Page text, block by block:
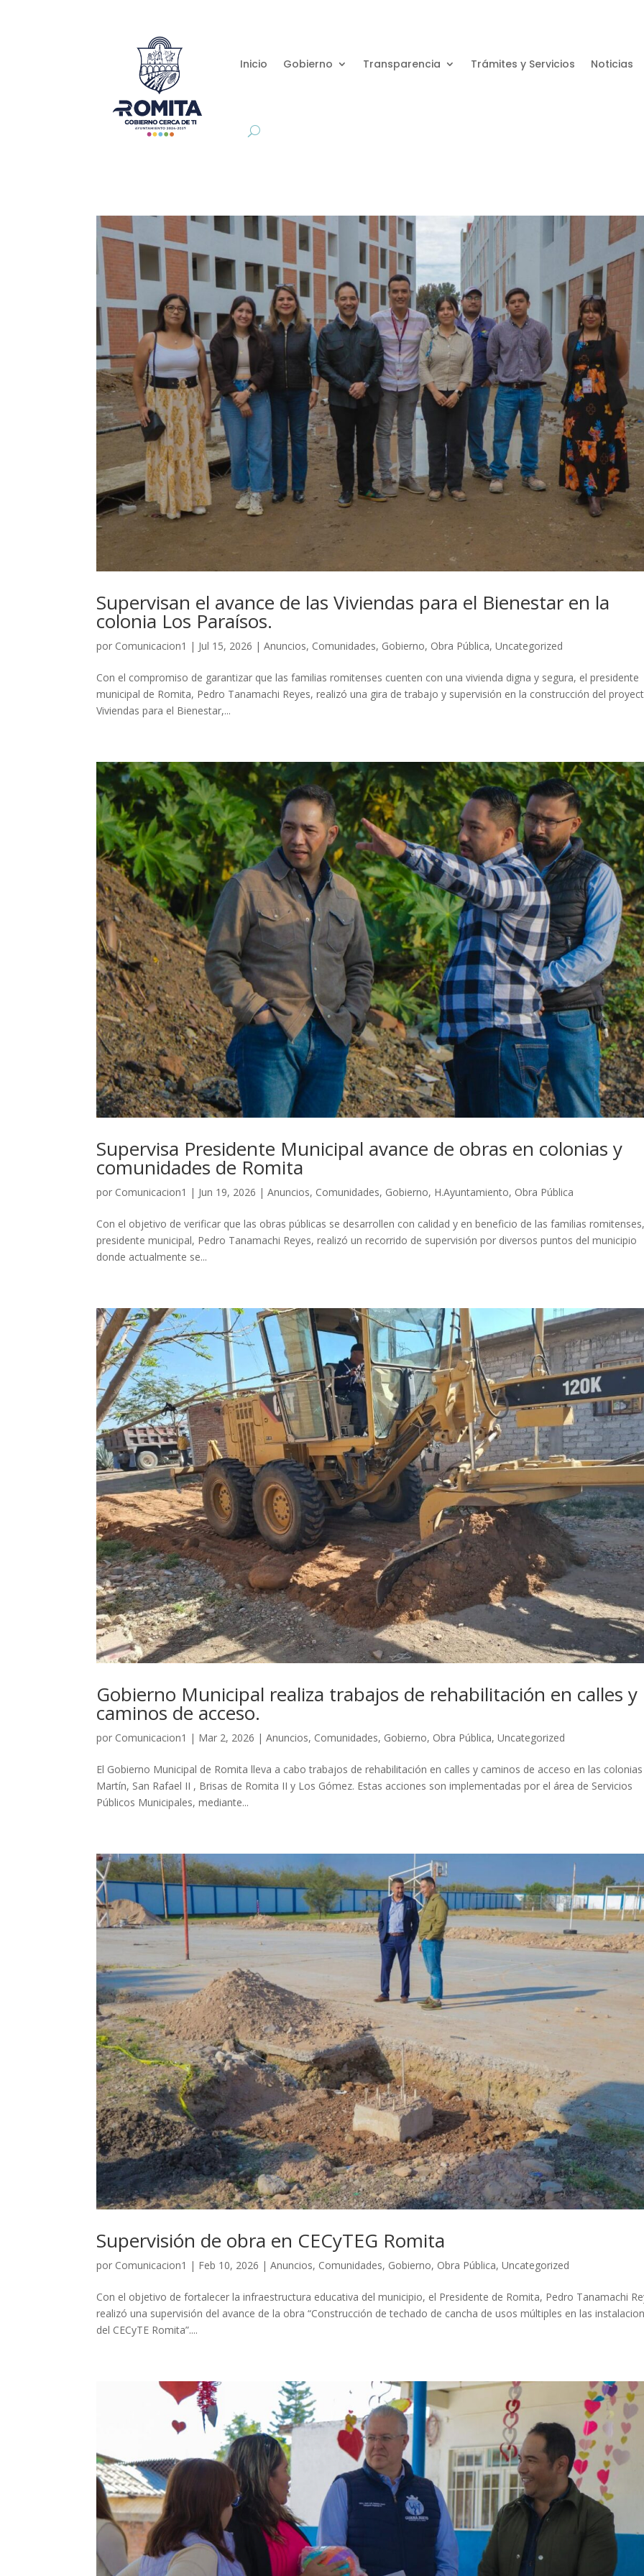
Inicio Gobierno Transparencia Trámites y Servicios Noticias
Supervisan el avance de las Viviendas para el Bienestar en la
colonia Los Paraísos.
por Comunicacion1 | Jul 15, 2026 |Anuncios, Comunidades, Gobierno, Obra Pública,Uncategorized
Con el compromiso de garantizar que las familias romitenses cuenten con una vivienda digna y segura, el presidente
municipal de Romita, Pedro Tanamachi Reyes, realizó una gira de trabajo y supervisión en la construcción del
Viviendas para el Bienestar,...
Supervisa Presidente Municipal avance de obras en colonias y
comunidades de Romita
por Comunicacion1 | Jun 19, 2026 |Anuncios, Comunidades, Gobierno, H.Ayuntamiento, Obra Pública
Con el objetivo de verificar que las obras públicas se desarrollen con calidad y en beneficio de las familias
presidente municipal, Pedro Tanamachi Reyes, realizó un recorrido de supervisión por diversos puntos del municipio
donde actualmente se...
Gobierno Municipal realiza trabajos de rehabilitación en calles y
caminos de acceso.
por Comunicacion1 | Mar 2, 2026 |Anuncios, Comunidades, Gobierno, Obra Pública,Uncategorized
El Gobierno Municipal de Romita lleva a cabo trabajos de rehabilitación en calles y caminos de acceso en las
Martín, San Rafael II , Brisas de Romita II y Los Gómez. Estas acciones son implementadas por el área de Servicios
Públicos Municipales, mediante...
Supervisión de obra en CECyTEG Romita
por Comunicacion1 | Feb 10, 2026 |Anuncios, Comunidades, Gobierno, Obra Pública,Uncategorized
Con el objetivo de fortalecer la infraestructura educativa del municipio, el Presidente de Romita, Pedro Tanamachi
realizó una supervisión del avance de la obra “Construcción de techado de cancha de usos múltiples en las
del CECyTE Romita”....